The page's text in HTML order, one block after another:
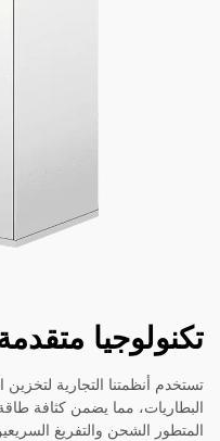
تكنولوجيا
تستخدم أنظمتنا التجارية
البطاريات، مما يضمن كثافة
المتطور الشحن والتفريغ